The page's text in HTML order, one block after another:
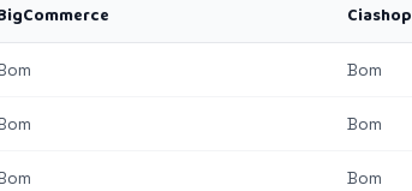
Ciashop
Bom
Bom
Bom